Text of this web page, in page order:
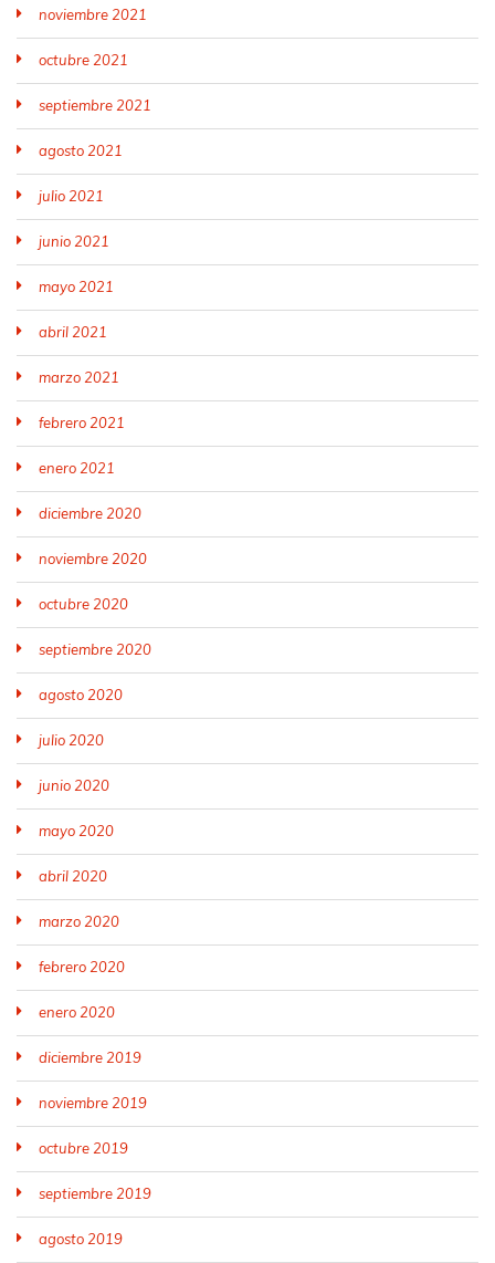
noviembre 2021
octubre 2021
septiembre 2021
agosto 2021
julio 2021
junio 2021
mayo 2021
abril 2021
marzo 2021
febrero 2021
enero 2021
diciembre 2020
noviembre 2020
octubre 2020
septiembre 2020
agosto 2020
julio 2020
junio 2020
mayo 2020
abril 2020
marzo 2020
febrero 2020
enero 2020
diciembre 2019
noviembre 2019
octubre 2019
septiembre 2019
agosto 2019